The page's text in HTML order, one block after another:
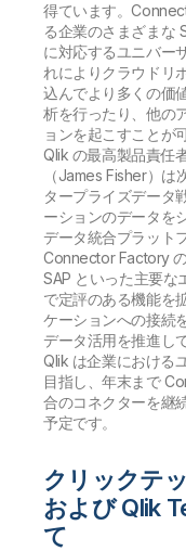
得ています。
る企業のさまざまな
に対応するユニバー
れによりクラウドリ
込んでより多くの価
析を行ったり、他の
ョンを起こすことが
Qlik の最高製品責任
（James Fisher）
タープライズデータ
ーションのデータを
データ統合プラット
Connector Factory
SAP といった主要な
で定評のある機能を
ケーションへの接続
データ活用を推進し
Qlik は企業における
目指し、年末まで
合のコネクターを継
予定です。
クリックテ
および Qlik
て